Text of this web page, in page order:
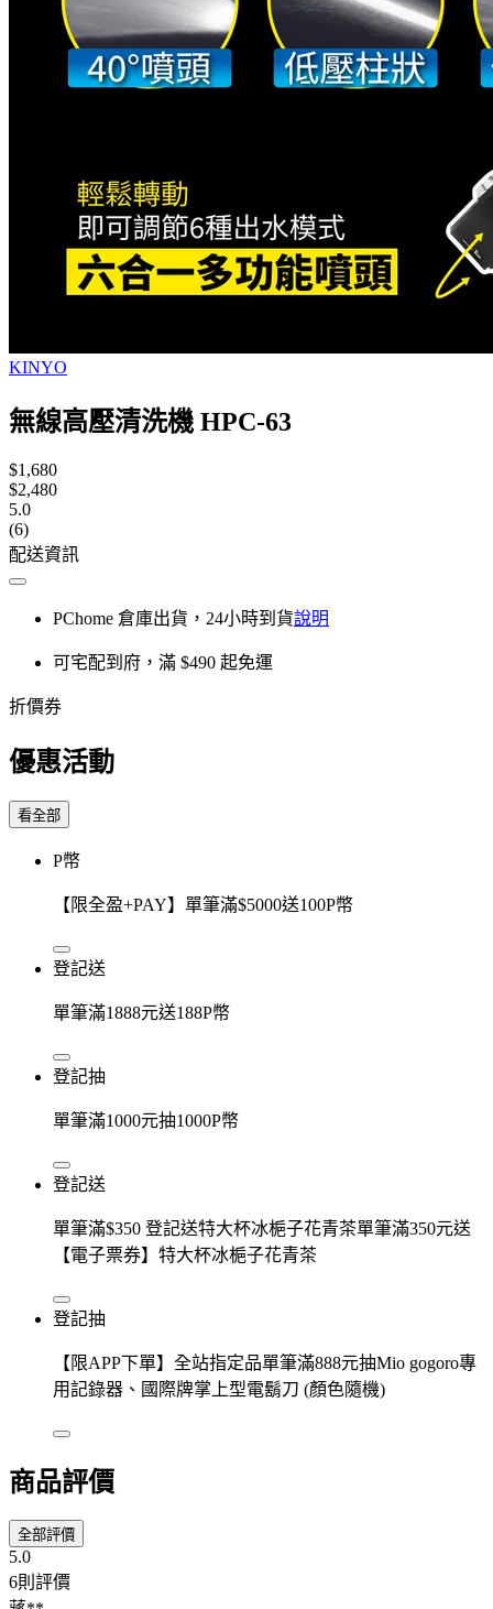
KINYO
無線高壓清洗機 HPC-63
$1,680
$2,480
5.0
(6)
配送資訊
PChome 倉庫出貨，24小時到貨說明
可宅配到府，滿 $490 起免運
折價券
優惠活動
看全部
P幣
【限全盈+PAY】單筆滿$5000送100P幣
登記送
單筆滿1888元送188P幣
登記抽
單筆滿1000元抽1000P幣
登記送
單筆滿$350 登記送特大杯冰梔子花青茶單筆滿350元送
【電子票券】特大杯冰梔子花青茶
登記抽
【限APP下單】全站指定品單筆滿888元抽Mio gogoro專
用記錄器、國際牌掌上型電鬍刀 (顏色隨機)
商品評價
全部評價
5.0
6則評價